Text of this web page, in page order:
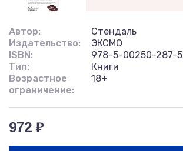
Автор:
Стендаль
Издательство:
ЭКСМО
ISBN:
978-5-00250-287-5
Тип:
Книги
Возрастное
ограничение:
18+
972 ₽